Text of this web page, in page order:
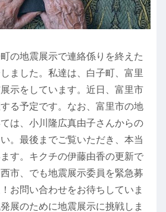
の地震展示で連絡係りを終えた
ました。私達は、白子町、富里
示をしています。近日、富里市
る予定です。なお、富里市の地
は、小川隆広真由子さんからの
。最後までご覧いただき、本当
す。キクチの伊藤由香の更新で
市、でも地震展示委員を緊急募
お問い合わせをお待ちしていま
展のために地震展示に挑戦しま